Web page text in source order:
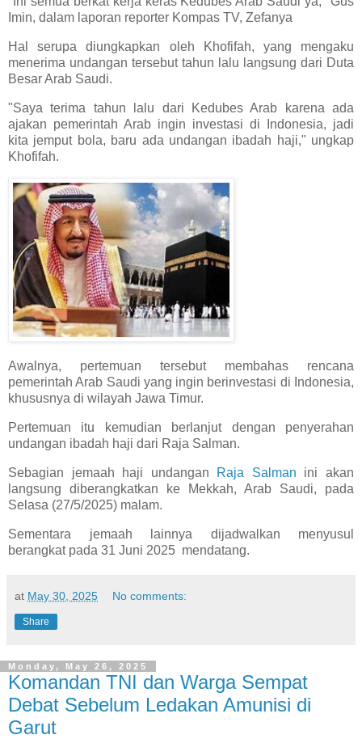
Imin, dalam laporan reporter Kompas TV, Zefanya
Hal serupa diungkapkan oleh Khofifah, yang mengaku
menerima undangan tersebut tahun lalu langsung dari Duta
Besar Arab Saudi.
"Saya terima tahun lalu dari Kedubes Arab karena ada
ajakan pemerintah Arab ingin investasi di Indonesia, jadi
kita jemput bola, baru ada undangan ibadah haji," ungkap
Khofifah.
Awalnya, pertemuan tersebut membahas rencana
pemerintah Arab Saudi yang ingin berinvestasi di Indonesia,
khususnya di wilayah Jawa Timur.
Pertemuan itu kemudian berlanjut dengan penyerahan
undangan ibadah haji dari Raja Salman.
Sebagian jemaah haji undangan Raja Salman ini akan
langsung diberangkatkan ke Mekkah, Arab Saudi, pada
Selasa (27/5/2025) malam.
Sementara jemaah lainnya dijadwalkan menyusul
berangkat pada 31 Juni 2025 mendatang.
at May 30, 2025 No comments:
Share
Monday, May 26, 2025
Komandan TNI dan Warga Sempat
Debat Sebelum Ledakan Amunisi di
Garut